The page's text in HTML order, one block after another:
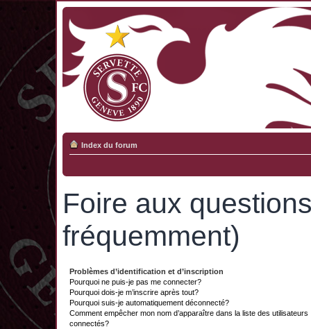
Index du forum
Foire aux
fréquemment)
Problèmes d’identification et d’inscription
Pourquoi ne puis-je pas me connecter?
Pourquoi dois-je m’inscrire après tout?
Pourquoi suis-je automatiquement déconnecté?
Comment empêcher mon nom d’apparaître dans la liste des utilisateurs
connectés?